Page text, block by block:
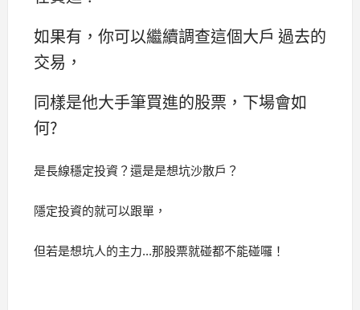
如果有，你可以繼續調查這個大戶 過去的
交易，
同樣是他大手筆買進的股票，下場會如
何?
是長線穩定投資？還是是想坑沙散戶？
隱定投資的就可以跟單，
但若是想坑人的主力...那股票就碰都不能碰囉！